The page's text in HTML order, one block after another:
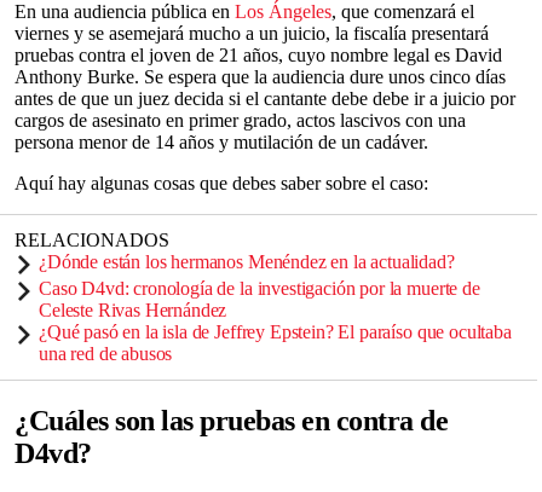
En una audiencia pública en Los Ángeles, que comenzará el
viernes y se asemejará mucho a un juicio, la fiscalía presentará
pruebas contra el joven de 21 años, cuyo nombre legal es David
Anthony Burke. Se espera que la audiencia dure unos cinco días
antes de que un juez decida si el cantante debe debe ir a juicio por
cargos de asesinato en primer grado, actos lascivos con una
persona menor de 14 años y mutilación de un cadáver.
Aquí hay algunas cosas que debes saber sobre el caso:
RELACIONADOS
¿Dónde están los hermanos Menéndez en la actualidad?
Caso D4vd: cronología de la investigación por la muerte de
Celeste Rivas Hernández
¿Qué pasó en la isla de Jeffrey Epstein? El paraíso que ocultaba
una red de abusos
¿Cuáles son las pruebas en contra de
D4vd?